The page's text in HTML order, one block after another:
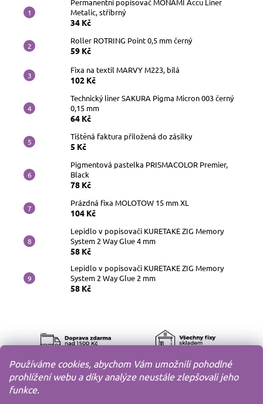
Používáme cookies, abychom Vám umožnili pohodlné
prohlížení webu a díky analýze neustále zlepšovali jeho
funkce.
Metalic, stříbrný
34 Kč
Roller ROTRING Point 0,5 mm černý
59 Kč
Fixa na textil MARVY M223, bílá
102 Kč
Technický liner SAKURA Pigma Micron 003 černý
0,15 mm
64 Kč
Tištěná faktura přiložená do zásilky
5 Kč
Pigmentová pastelka PRISMACOLOR Premier,
Black
78 Kč
Prázdná fixa MOLOTOW 15 mm XL
104 Kč
Lepidlo v popisovači KURETAKE ZIG Memory
System 2 Way Glue 4 mm
58 Kč
Lepidlo v popisovači KURETAKE ZIG Memory
System 2 Way Glue 2 mm
58 Kč